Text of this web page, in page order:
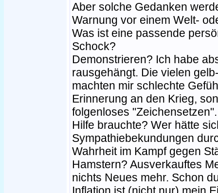
Aber solche Gedanken
Warnung vor einem Welt-
Was ist eine passende
Schock?
Demonstrieren? Ich habe
rausgehängt. Die vielen
machten mir schlechte
Erinnerung an den Krieg,
folgenloses
Hilfe brauchte? Wer hätte
Sympathiebekundungen
Wahrheit im Kampf gegen
Hamstern? Ausverkauftes
nichts Neues mehr. Schon